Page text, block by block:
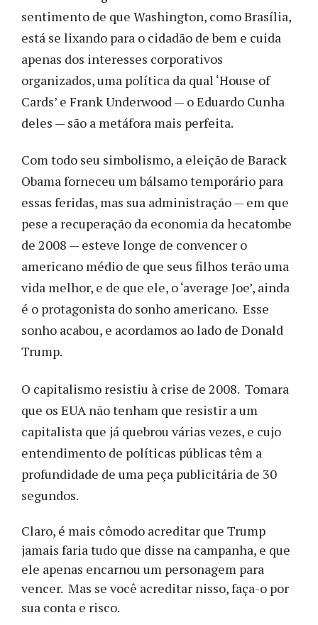
sentimento de que Washington, como Brasília,
está se lixando para o cidadão de bem e cuida
apenas dos interesses corporativos
organizados, uma política da qual ‘House of
Cards’ e Frank Underwood — o Eduardo Cunha
deles — são a metáfora mais perfeita.
Com todo seu simbolismo, a eleição de Barack
Obama forneceu um bálsamo temporário para
essas feridas, mas sua administração — em que
pese a recuperação da economia da hecatombe
de 2008 — esteve longe de convencer o
americano médio de que seus filhos terão uma
vida melhor, e de que ele, o ‘average Joe’, ainda
é o protagonista do sonho americano. Esse
sonho acabou, e acordamos ao lado de Donald
Trump.
O capitalismo resistiu à crise de 2008. Tomara
que os EUA não tenham que resistir a um
capitalista que já quebrou várias vezes, e cujo
entendimento de políticas públicas têm a
profundidade de uma peça publicitária de 30
segundos.
Claro, é mais cômodo acreditar que Trump
jamais faria tudo que disse na campanha, e que
ele apenas encarnou um personagem para
vencer. Mas se você acreditar nisso, faça-o por
sua conta e risco.